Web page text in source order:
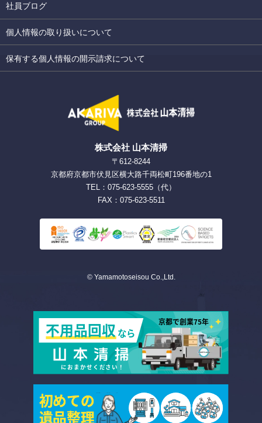
社員ブログ
個人情報の取り扱いについて
保有する個人情報の開示請求について
株式会社 山本清掃
〒612-8244
京都府京都市伏見区横大路千両松町196番地の1
TEL：075-623-5555（代）
FAX：075-623-5511
© Yamamotoseisou Co.,Ltd.